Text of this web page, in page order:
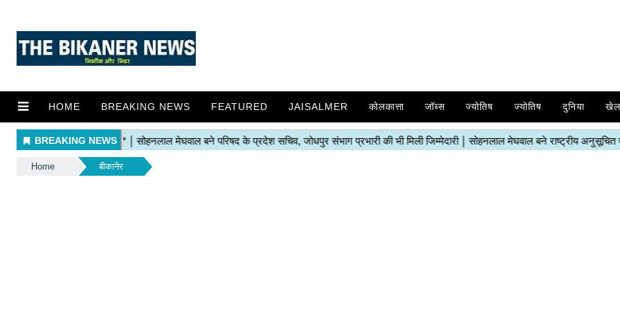
HOME BREAKING NEWS FEATURED JAISALMER कोलकात्ता जॉब्स ज्योतिष ज्योतिष दुनिया खेल
Home बीकानेर